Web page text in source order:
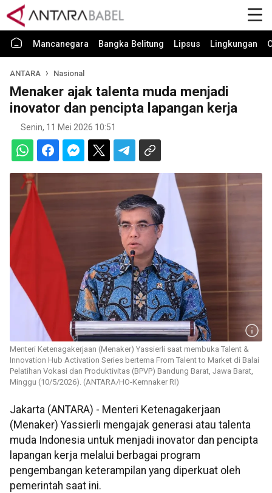
Mancanegara Bangka Belitung Lipsus Lingkungan
ANTARA Nasional
Menaker ajak talenta muda menjadi
inovator dan pencipta lapangan kerja
Senin, 11 Mei 2026 10:51
Menteri Ketenagakerjaan (Menaker) Yassierli saat membuka Talent &
Innovation Hub Activation Series bertema From Talent to Market di Balai
Pelatihan Vokasi dan Produktivitas (BPVP) Bandung Barat, Jawa Barat,
Minggu (10/5/2026). (ANTARA/HO-Kemnaker RI)
Jakarta (ANTARA) - Menteri Ketenagakerjaan
(Menaker) Yassierli mengajak generasi atau talenta
muda Indonesia untuk menjadi inovator dan pencipta
lapangan kerja melalui berbagai program
pengembangan keterampilan yang diperkuat oleh
pemerintah saat ini.